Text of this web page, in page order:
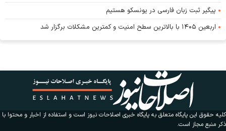
پیگیر ثبت زبان فارسی در یونسکو هستیم
اربعین ۱۴۰۵ با بالاترین سطح امنیت و کمترین مشکلات برگزار شد
کلیه حقوق این پایگاه متعلق به پایگاه خبری اصلاحات نیوز است و استفاده از اخبار و محتوا با
ذکر منبع مجاز است.